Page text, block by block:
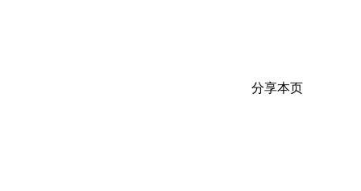
分享本页